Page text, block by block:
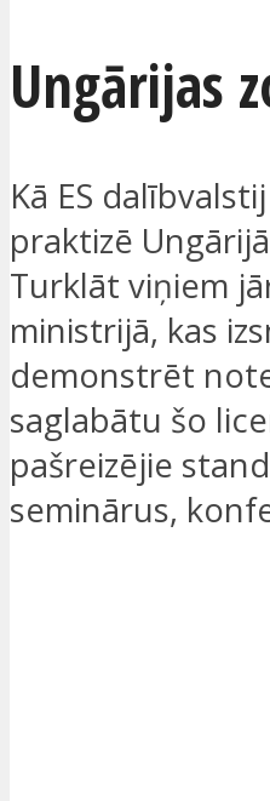
Ungārijas
Kā ES
praktizē
Turklāt viņiem
ministrijā, kas
demonstrēt
saglabātu šo
pašreizējie
seminārus,